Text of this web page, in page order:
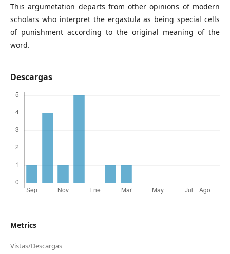
This argumetation departs from other opinions of modern
scholars who interpret the ergastula as being special cells
of punishment according to the original meaning of the
word.
Descargas
Metrics
Vistas/Descargas